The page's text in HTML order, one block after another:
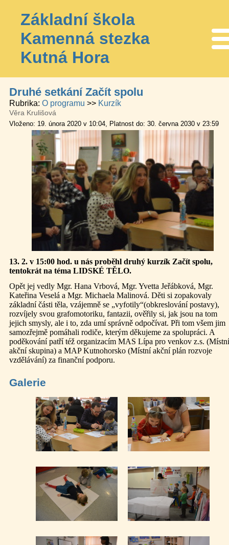
Základní škola
Kamenná stezka
Kutná Hora
Druhé setkání Začít spolu
Rubrika O programu Kurzík
Věra Krulišová
Vloženo: 19. února 2020 v 10:04 Platnost do: 30. června 2030 v 23:59
13. 2. v 15:00 hod. u nás proběhl druhý kurzík Začít spolu,
tentokrát na téma LIDSKÉ TĚLO.
Opět jej vedly Mgr. Hana Vrbová, Mgr. Yvetta Jeřábková, Mgr.
Kateřina Veselá a Mgr. Michaela Malinová. Děti si zopakovaly
základní části těla, vzájemně se „vyfotily“(obkreslování postavy),
rozvíjely svou grafomotoriku, fantazii, ověřily si, jak jsou na tom
jejich smysly, ale i to, zda umí správně odpočívat. Při tom všem jim
samozřejmě pomáhali rodiče, kterým děkujeme za spolupráci. A
poděkování patří též organizacím MAS Lípa pro venkov z.s. (Místní
akční skupina) a MAP Kutnohorsko (Místní akční plán rozvoje
vzdělávání) za finanční podporu.
Galerie